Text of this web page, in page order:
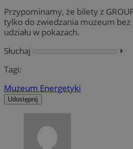
Przypominamy, że bilety z
tylko do zwiedzania muzeum
udziału w pokazach.
Słuchaj
⏵︎
Tagi:
Muzeum Energetyki
Udostępnij